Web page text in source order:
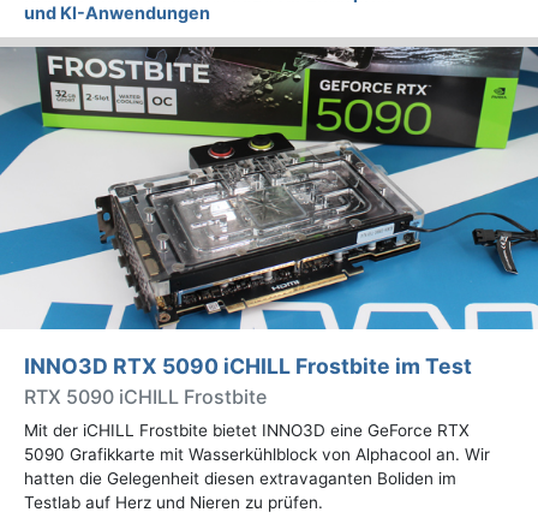
und KI-Anwendungen
INNO3D RTX 5090 iCHILL Frostbite im Test
RTX 5090 iCHILL Frostbite
Mit der iCHILL Frostbite bietet INNO3D eine GeForce RTX
5090 Grafikkarte mit Wasserkühlblock von Alphacool an. Wir
hatten die Gelegenheit diesen extravaganten Boliden im
Testlab auf Herz und Nieren zu prüfen.